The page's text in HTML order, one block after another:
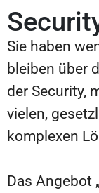
Sie haben
bleiben über
der Security,
vielen,
komplexen
Das Angebot